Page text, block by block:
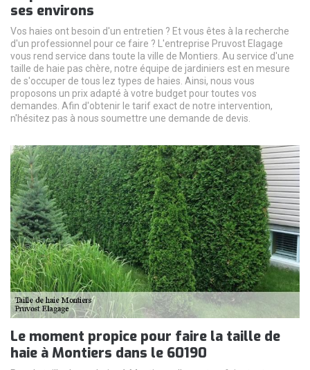
ses environs
Vos haies ont besoin d'un entretien ? Et vous êtes à la recherche
d'un professionnel pour ce faire ? L'entreprise Pruvost Elagage
vous rend service dans toute la ville de Montiers. Au service d'une
taille de haie pas chère, notre équipe de jardiniers est en mesure
de s'occuper de tous lez types de haies. Ainsi, nous vous
proposons un prix adapté à votre budget pour toutes vos
demandes. Afin d'obtenir le tarif exact de notre intervention,
n'hésitez pas à nous soumettre une demande de devis.
Le moment propice pour faire la taille de
haie à Montiers dans le 60190